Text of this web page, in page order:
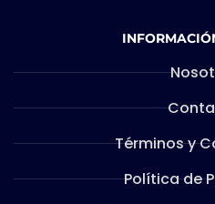
Términos y
Política de